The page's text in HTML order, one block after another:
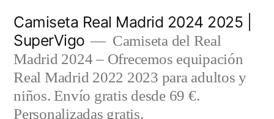
contenido
Camiseta Real Madrid 2024 2025 |
SuperVigo
Camiseta del Real
Madrid 2024 – Ofrecemos equipación
Real Madrid 2022 2023 para adultos y
niños. Envío gratis desde 69 €.
Personalizadas gratis.